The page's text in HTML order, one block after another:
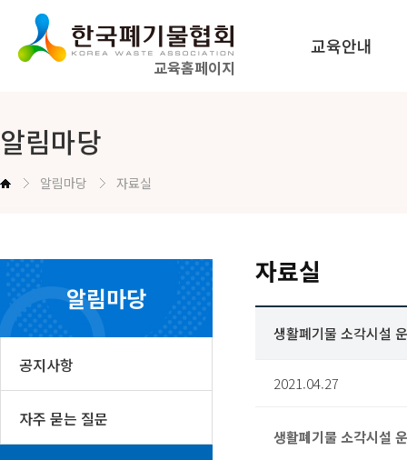
교육홈페이지
교육안내
알림마당
알림마당 자료실
알림마당
공지사항
자주 묻는 질문
자료실
생활폐기물 소각시설
2021.04.27
생활폐기물 소각시설